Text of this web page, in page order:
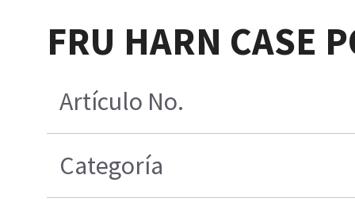
FRU HARN CASE
Artículo No.
Categoría